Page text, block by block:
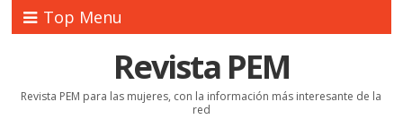
Top Menu
Revista PEM
Revista PEM para las mujeres, con la información más interesante de la
red